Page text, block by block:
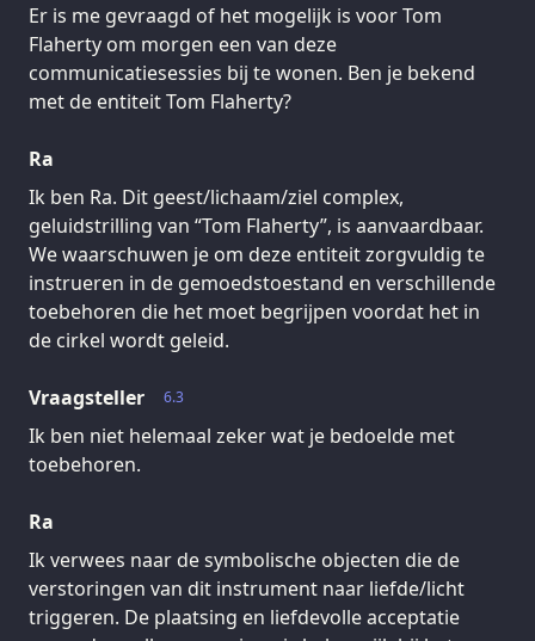
Er is me gevraagd of het mogelijk is voor Tom
Flaherty om morgen een van deze
communicatiesessies bij te wonen. Ben je bekend
met de entiteit Tom Flaherty?
Ra
Ik ben Ra. Dit geest/lichaam/ziel complex,
geluidstrilling van “Tom Flaherty”, is aanvaardbaar.
We waarschuwen je om deze entiteit zorgvuldig te
instrueren in de gemoedstoestand en verschillende
toebehoren die het moet begrijpen voordat het in
de cirkel wordt geleid.
6.3
Vraagsteller
Ik ben niet helemaal zeker wat je bedoelde met
toebehoren.
Ra
Ik verwees naar de symbolische objecten die de
verstoringen van dit instrument naar liefde/licht
triggeren. De plaatsing en liefdevolle acceptatie